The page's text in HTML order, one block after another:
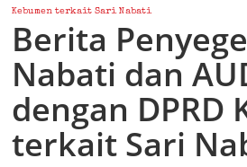
Kebumen terkait Sari Nabati
Berita
Nabati dan
dengan DPRD
terkait Sari